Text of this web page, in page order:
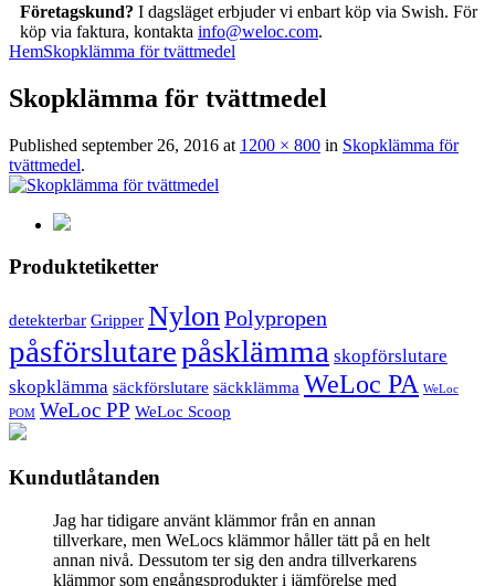
Företagskund? I dagsläget erbjuder vi enbart köp via Swish. För
köp via faktura, kontakta info@weloc.com.
HemSkopklämma för tvättmedel
Skopklämma för tvättmedel
Published september 26, 2016 at 1200 × 800 in Skopklämma för
tvättmedel.
Produktetiketter
detekterbar Gripper NylonPolypropen
påsförslutarepåsklämma skopförslutare
skopklämma säckförslutare säckklämma WeLoc PA WeLoc
POM WeLoc PP WeLoc Scoop
Kundutlåtanden
Jag har tidigare använt klämmor från en annan
tillverkare, men WeLocs klämmor håller tätt på en helt
annan nivå. Dessutom ter sig den andra tillverkarens
klämmor som engångsprodukter i jämförelse med